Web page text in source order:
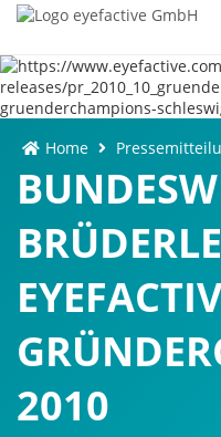
Home
2010